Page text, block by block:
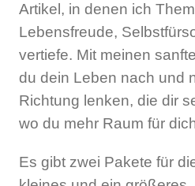
Artikel, in denen ich
Lebensfreude,
vertiefe. Mit meinen
du dein Leben nach und
Richtung lenken, die dir
wo du mehr Raum für
Es gibt zwei Pakete für